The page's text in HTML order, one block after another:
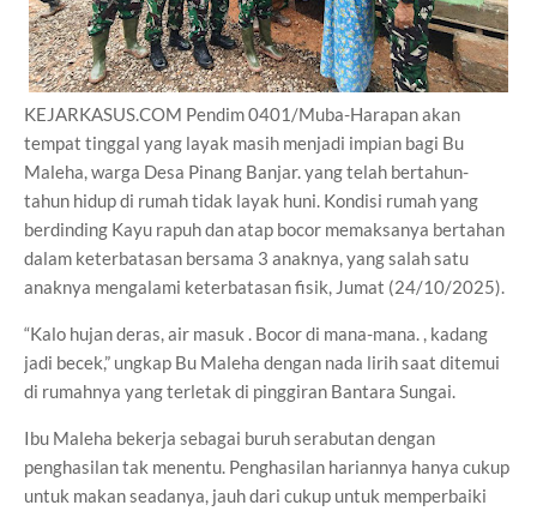
KEJARKASUS.COM Pendim 0401/Muba-Harapan akan
tempat tinggal yang layak masih menjadi impian bagi Bu
Maleha, warga Desa Pinang Banjar. yang telah bertahun-
tahun hidup di rumah tidak layak huni. Kondisi rumah yang
berdinding Kayu rapuh dan atap bocor memaksanya bertahan
dalam keterbatasan bersama 3 anaknya, yang salah satu
anaknya mengalami keterbatasan fisik, Jumat (24/10/2025).
“Kalo hujan deras, air masuk . Bocor di mana-mana. , kadang
jadi becek,” ungkap Bu Maleha dengan nada lirih saat ditemui
di rumahnya yang terletak di pinggiran Bantara Sungai.
Ibu Maleha bekerja sebagai buruh serabutan dengan
penghasilan tak menentu. Penghasilan hariannya hanya cukup
untuk makan seadanya, jauh dari cukup untuk memperbaiki